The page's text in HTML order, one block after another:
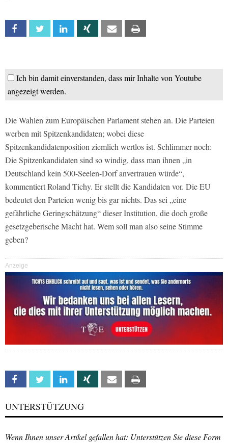
Facebook Twitter Linkedin Xing Email
Ich bin damit einverstanden, dass mir Inhalte von Youtube
angezeigt werden.
Die Wahlen zum Europäischen Parlament stehen an. Die Parteien
werben mit Spitzenkandidaten; wobei diese
Spitzenkandidatenposition ziemlich wertlos ist. Schlimmer noch:
Die Spitzenkandidaten sind so windig, dass man ihnen „in
Deutschland kein 500-Seelen-Dorf anvertrauen würde“,
kommentiert Roland Tichy. Er stellt die Kandidaten vor. Die EU
bedeutet den Parteien wenig bis gar nichts. Das sei „eine
gefährliche Geringschätzung“ dieser Institution, die doch große
gesetzgeberische Macht hat. Wem soll man also seine Stimme
geben?
Anzeige
Facebook Twitter Linkedin Xing Email
UNTERSTÜTZUNG
Wenn Ihnen unser Artikel gefallen hat: Unterstützen Sie diese Form